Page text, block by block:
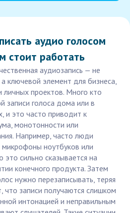
аудио голосом
стоит работать
аудиозапись — не
ключевой элемент для бизнеса,
личных проектов. Много кто
записи голоса дома или в
и это часто приводит к
монотонности или
Например, часто люди
ноутбуков или
это сильно сказывается на
конечного продукта. Затем
нужно перезаписывать, теряя
что записи получаются слишком
интонацией и неправильным